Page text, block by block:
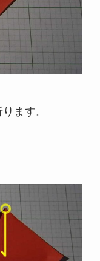
ます。